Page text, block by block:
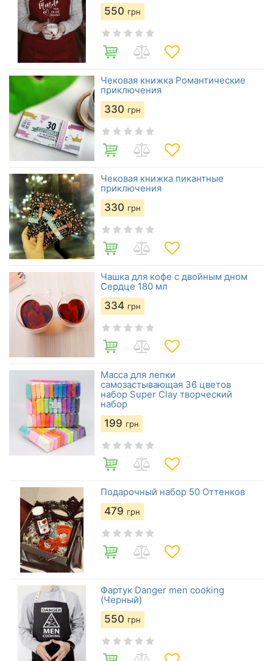
550 грн
Чековая книжка Романтические
приключения
330 грн
Чековая книжка пикантные
приключения
330 грн
Чашка для кофе с двойным дном
Сердце 180 мл
334 грн
Масса для лепки
самозастывающая 36 цветов
набор Super Clay творческий
набор
199 грн
Подарочный набор 50 Оттенков
479 грн
Фартук Danger men cooking
(Черный)
550 грн